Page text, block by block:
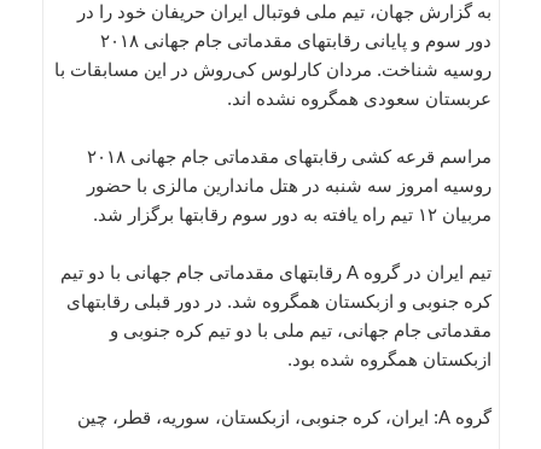
به گزارش جهان، تیم ملی فوتبال ایران حریفان خود را در
دور سوم و پایانی رقابتهای مقدماتی جام جهانی ۲۰۱۸
روسیه شناخت. مردان کارلوس کی‌روش در این مسابقات با
عربستان سعودی همگروه نشده اند.
مراسم قرعه کشی رقابتهای مقدماتی جام جهانی ۲۰۱۸
روسیه امروز سه شنبه در هتل ماندارین مالزی با حضور
مربیان ۱۲ تیم راه یافته به دور سوم رقابتها برگزار شد.
تیم ایران در گروه A رقابتهای مقدماتی جام جهانی با دو تیم
کره جنوبی و ازبکستان همگروه شد. در دور قبلی رقابتهای
مقدماتی جام جهانی، تیم ملی با دو تیم کره جنوبی و
ازبکستان همگروه شده بود.
گروه A: ایران، کره جنوبی، ازبکستان، سوریه، قطر، چین